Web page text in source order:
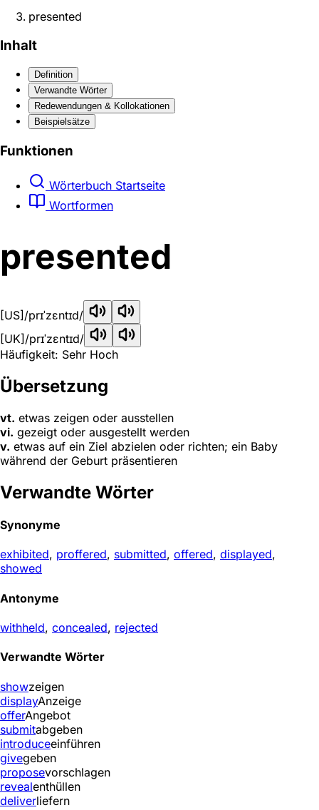
presented
Inhalt
Definition
Verwandte Wörter
Redewendungen & Kollokationen
Beispielsätze
Funktionen
Wörterbuch Startseite
Wortformen
presented
[US] /prɪˈzɛntɪd/
[UK] /prɪˈzɛntɪd/
Häufigkeit: Sehr Hoch
Übersetzung
vt. etwas zeigen oder ausstellen
vi. gezeigt oder ausgestellt werden
v. etwas auf ein Ziel abzielen oder richten; ein Baby
während der Geburt präsentieren
Verwandte Wörter
Synonyme
exhibited, proffered, submitted, offered, displayed,
showed
Antonyme
withheld, concealed, rejected
Verwandte Wörter
showzeigen
displayAnzeige
offerAngebot
submitabgeben
introduceeinführen
givegeben
proposevorschlagen
revealenthüllen
deliverliefern